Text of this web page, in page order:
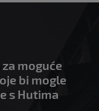
moguće
bi mogle
s Hutima